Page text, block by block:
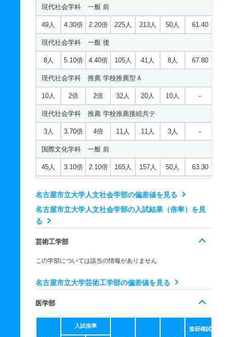
現代社会学科 一般 前
49人 4.30倍 2.20倍 225人 213人 50人 61.40
現代社会学科 一般 後
8人 5.10倍 4.40倍 105人 41人 8人 67.80
現代社会学科 推薦 学校推薦型Ａ
10人 2倍 2倍 32人 20人 10人 －
現代社会学科 推薦 学校推薦接続共テ
3人 3.70倍 4倍 11人 11人 3人 －
国際文化学科 一般 前
45人 3.10倍 2.10倍 165人 157人 50人 63.30
国際文化学科 推薦 学校推薦型Ａ
6人 4.20倍 －
国際文化学科 推薦 学校推薦接続共テ
名古屋市立大学人文社会学部の偏差値を見る
名古屋市立大学人文社会学部の入試結果（倍率）を見
る
芸術工学部
この学部については該当の情報がありません
名古屋市立大学芸術工学部の偏差値を見る
医学部
入試倍率
進研模試